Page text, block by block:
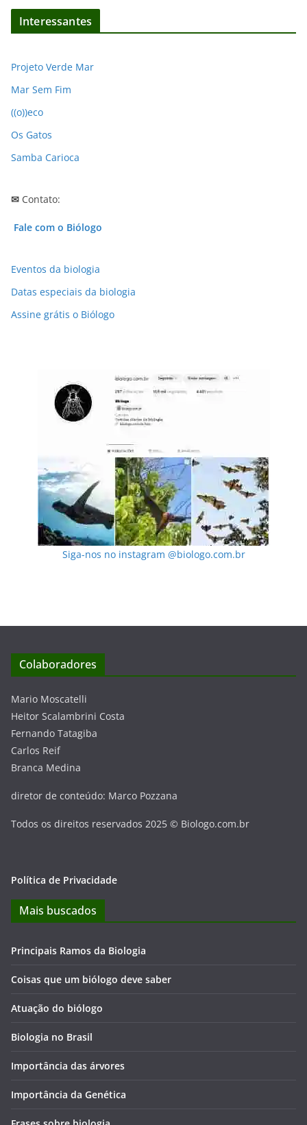
q
s
Interessantes
Projeto Verde Mar
Mar Sem Fim
((o))eco
Os Gatos
Samba Carioca
✉ Contato:
Fale com o Biólogo
Eventos da biologia
Datas especiais da biologia
Assine grátis o Biólogo
Siga-nos no instagram @biologo.com.br
Colaboradores
Mario Moscatelli
Heitor Scalambrini Costa
Fernando Tatagiba
Carlos Reif
Branca Medina
diretor de conteúdo: Marco Pozzana
Todos os direitos reservados 2025 © Biologo.com.br
Política de Privacidade
Mais buscados
Principais Ramos da Biologia
Coisas que um biólogo deve saber
Atuação do biólogo
Biologia no Brasil
Importância das árvores
Importância da Genética